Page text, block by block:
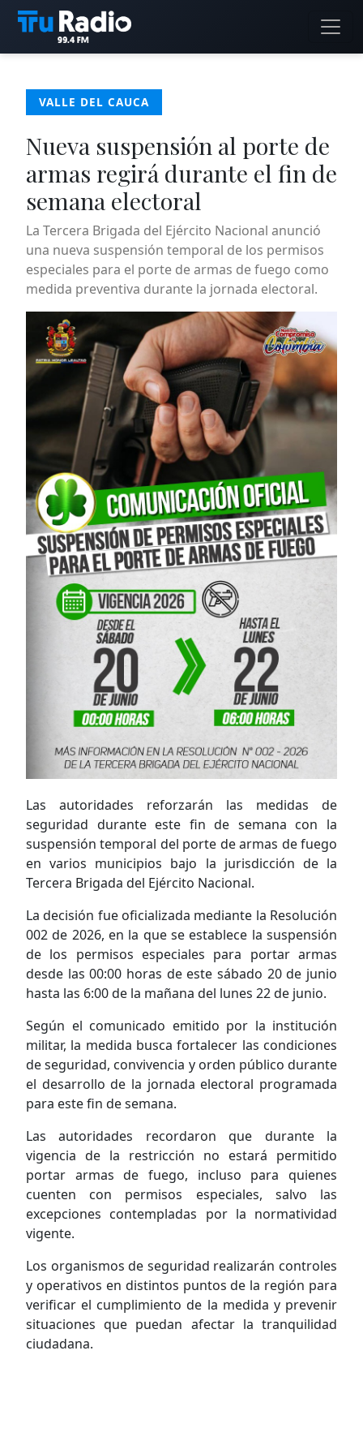
VALLE DEL CAUCA
Nueva suspensión al porte de
armas regirá durante el fin de
semana electoral
La Tercera Brigada del Ejército Nacional anunció
una nueva suspensión temporal de los permisos
especiales para el porte de armas de fuego como
medida preventiva durante la jornada electoral.
Las autoridades reforzarán las medidas de
seguridad durante este fin de semana con la
suspensión temporal del porte de armas de fuego
en varios municipios bajo la jurisdicción de la
Tercera Brigada del Ejército Nacional.
La decisión fue oficializada mediante la Resolución
002 de 2026, en la que se establece la suspensión
de los permisos especiales para portar armas
desde las 00:00 horas de este sábado 20 de junio
hasta las 6:00 de la mañana del lunes 22 de junio.
Según el comunicado emitido por la institución
militar, la medida busca fortalecer las condiciones
de seguridad, convivencia y orden público durante
el desarrollo de la jornada electoral programada
para este fin de semana.
Las autoridades recordaron que durante la
vigencia de la restricción no estará permitido
portar armas de fuego, incluso para quienes
cuenten con permisos especiales, salvo las
excepciones contempladas por la normatividad
vigente.
Los organismos de seguridad realizarán controles
y operativos en distintos puntos de la región para
verificar el cumplimiento de la medida y prevenir
situaciones que puedan afectar la tranquilidad
ciudadana.